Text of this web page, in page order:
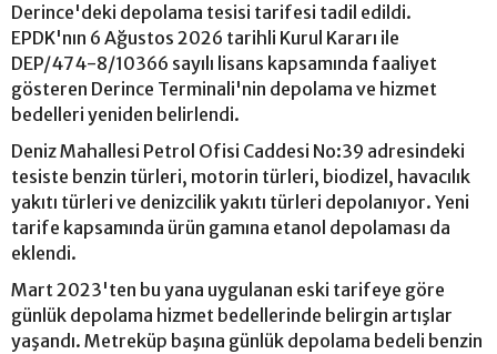
Derince'deki depolama tesisi tarifesi tadil edildi.
EPDK'nın 6 Ağustos 2026 tarihli Kurul Kararı ile
DEP/474-8/10366 sayılı lisans kapsamında faaliyet
gösteren Derince Terminali'nin depolama ve hizmet
bedelleri yeniden belirlendi.
Deniz Mahallesi Petrol Ofisi Caddesi No:39 adresindeki
tesiste benzin türleri, motorin türleri, biodizel, havacılık
yakıtı türleri ve denizcilik yakıtı türleri depolanıyor. Yeni
tarife kapsamında ürün gamına etanol depolaması da
eklendi.
Mart 2023'ten bu yana uygulanan eski tarifeye göre
günlük depolama hizmet bedellerinde belirgin artışlar
yaşandı. Metreküp başına günlük depolama bedeli benzin